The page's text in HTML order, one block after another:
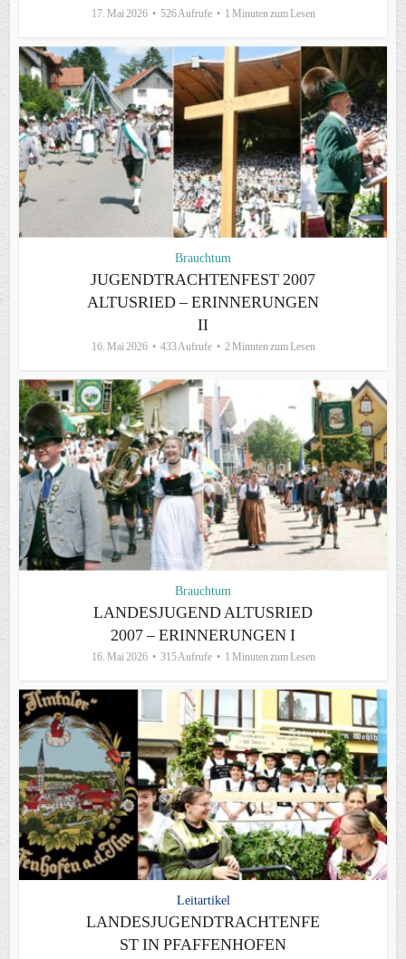
17. Mai 2026 526 Aufrufe 1 Minuten zum Lesen
Brauchtum
JUGENDTRACHTENFEST 2007
ALTUSRIED – ERINNERUNGEN
II
16. Mai 2026 433 Aufrufe 2 Minuten zum Lesen
Brauchtum
LANDESJUGEND ALTUSRIED
2007 – ERINNERUNGEN I
16. Mai 2026 315 Aufrufe 1 Minuten zum Lesen
Leitartikel
LANDESJUGENDTRACHTENFE
ST IN PFAFFENHOFEN